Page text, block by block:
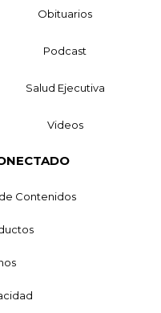
Obituarios
Podcast
Salud Ejecutiva
Videos
Contenidos